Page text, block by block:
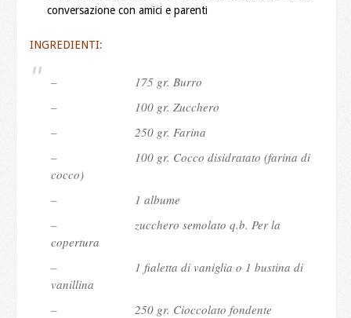
conversazione con amici e parenti
INGREDIENTI:
– 175 gr. Burro
– 100 gr. Zucchero
– 250 gr. Farina
– 100 gr. Cocco disidratato (farina di
cocco)
– 1 albume
– zucchero semolato q.b. Per la
copertura
– 1 fialetta di vaniglia o 1 bustina di
vanillina
– 250 gr. Cioccolato fondente